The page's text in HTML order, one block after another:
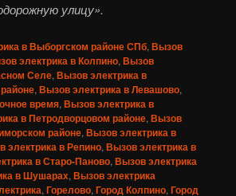
улицу».
в Выборгском районе СПб, Вызов
электрика в Колпино, Вызов
Селе, Вызов электрика в
, Вызов электрика в Левашово,
время, Вызов электрика в
в Петродворцовом районе, Вызов
районе, Вызов электрика в
электрика в Репино, Вызов электрика в
в Старо-Паново, Вызов электрика
в Шушарах, Вызов электрика
, Горелово, Город Колпино, Город